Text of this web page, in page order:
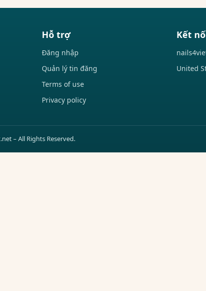
Hỗ trợ
Đăng nhập
Quản lý tin đăng
Terms of use
Privacy policy
Kết
United
– All Rights Reserved.